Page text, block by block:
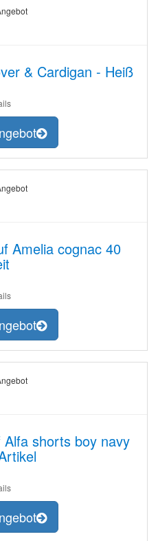
& Cardigan - Heiß
Amelia cognac 40
shorts boy navy